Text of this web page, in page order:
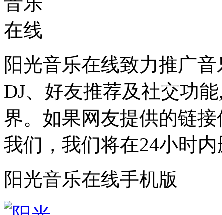
阳光音乐在线致力推广
DJ、好友推荐及社交功
界。如果网友提供的链
我们，我们将在24小时
阳光音乐在线手机版